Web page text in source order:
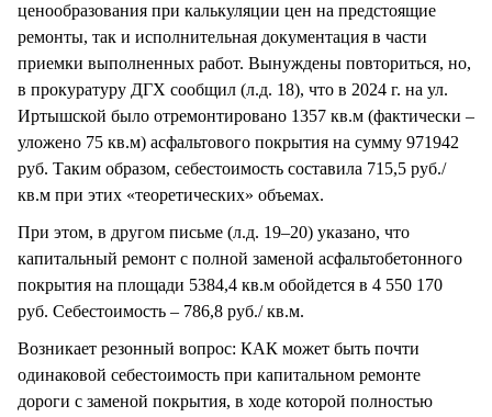
ценообразования при калькуляции цен на предстоящие
ремонты, так и исполнительная документация в части
приемки выполненных работ. Вынуждены повториться, но,
в прокуратуру ДГХ сообщил (л.д. 18), что в 2024 г. на ул.
Иртышской было отремонтировано 1357 кв.м (фактически –
уложено 75 кв.м) асфальтового покрытия на сумму 971942
руб. Таким образом, себестоимость составила 715,5 руб./
кв.м при этих «теоретических» объемах.
При этом, в другом письме (л.д. 19–20) указано, что
капитальный ремонт с полной заменой асфальтобетонного
покрытия на площади 5384,4 кв.м обойдется в 4 550 170
руб. Себестоимость – 786,8 руб./ кв.м.
Возникает резонный вопрос: КАК может быть почти
одинаковой себестоимость при капитальном ремонте
дороги с заменой покрытия, в ходе которой полностью